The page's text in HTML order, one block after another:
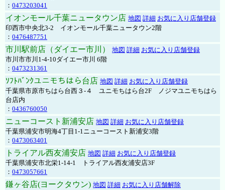
： 0473203041
イオンモール千葉ニュータウン店 地図 詳細 お気に入り店舗登録
印西市中央北3-2 イオンモール千葉ニュータウン2階
： 0476487751
市川駅前店（ダイエー市川） 地図 詳細 お気に入り店舗登録
市川市市川1-4-10ダイエー市川 6階
： 0473231361
ｿﾌﾄﾊﾞﾝｸユニモちはら台店 地図 詳細 お気に入り店舗登録
千葉県市原市ちはら台西３-４ ユニモちはら台2F ノジマユニモちはら
台店内
： 0436760050
ニューコースト新浦安店 地図 詳細 お気に入り店舗登録
千葉県浦安市明海4丁目1-1ニューコースト新浦安3階
： 0473063401
トライアル西友浦安店 地図 詳細 お気に入り店舗登録
千葉県浦安市北栄1-14-1 トライアル西友浦安店3F
： 0473057661
鎌ヶ谷店(ヨークタウン) 地図 詳細 お気に入り店舗解除